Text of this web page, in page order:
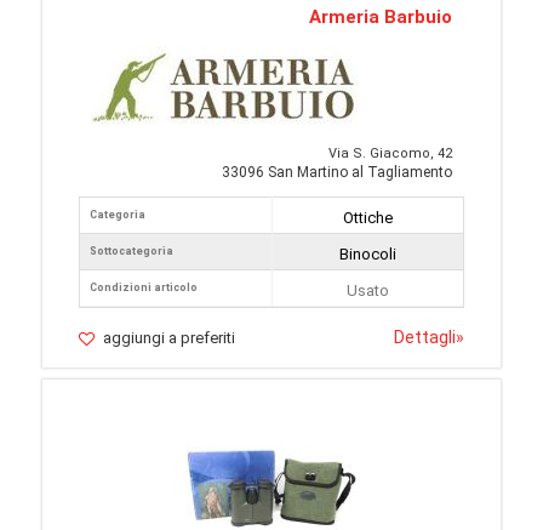
Armeria Barbuio
Via S. Giacomo, 42
33096 San Martino al Tagliamento
Categoria
Sottocategoria
Condizioni articolo
Ottiche
Binocoli
Usato
aggiungi a preferiti Dettagli»